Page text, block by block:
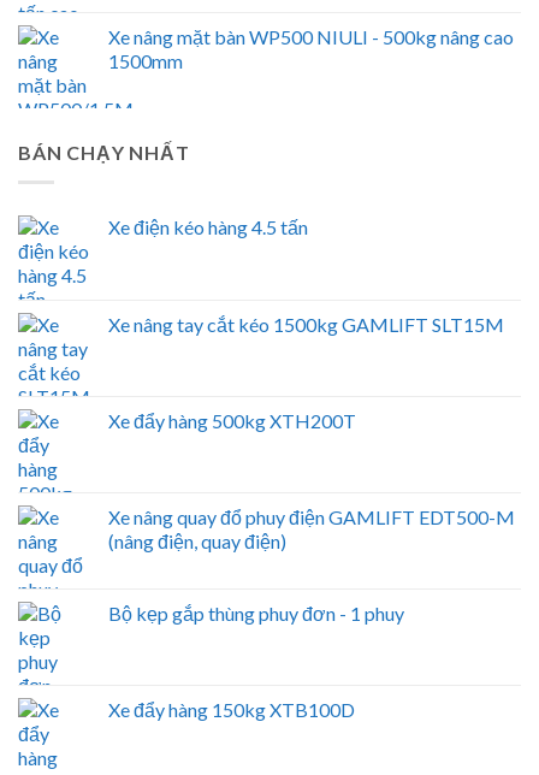
Xe nâng mặt bàn WP500 NIULI - 500kg nâng cao
1500mm
BÁN CHẠY NHẤT
Xe điện kéo hàng 4.5 tấn
Xe nâng tay cắt kéo 1500kg GAMLIFT SLT15M
Xe đẩy hàng 500kg XTH200T
Xe nâng quay đổ phuy điện GAMLIFT EDT500-M
(nâng điện, quay điện)
Bộ kẹp gắp thùng phuy đơn - 1 phuy
Xe đẩy hàng 150kg XTB100D